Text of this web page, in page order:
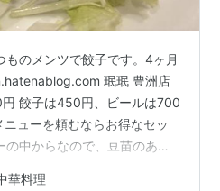
のメンツで餃子です。4ヶ月
珉珉 豊洲店
餃子は450円、ビールは700
ューを頼むならお得なセッ
の中からなので、豆苗のあっ
華料理